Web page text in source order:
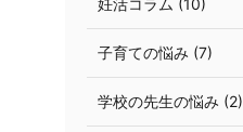
妊活コラム (10)
子育ての悩み (7)
学校の先生の悩み (2)